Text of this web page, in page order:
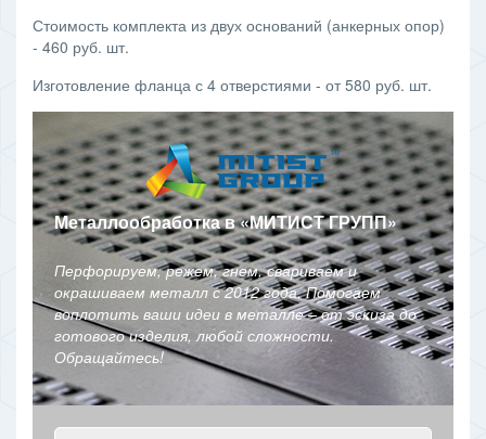
Стоимость комплекта из двух оснований (анкерных опор)
- 460 руб. шт.
Изготовление фланца с 4 отверстиями - от 580 руб. шт.
Металлообработка в«МИТИСТ ГРУПП»
Перфорируем, режем, гнем, свариваем и
окрашиваем металл с 2012 года. Помогаем
воплотить ваши идеи в металле – от эскиза до
готового изделия, любой сложности.
Обращайтесь!